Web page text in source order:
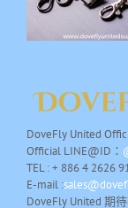
DoveFly United
Official LINE@ID：
TEL : + 886 4 2626
E-mail :
DoveFly United 期